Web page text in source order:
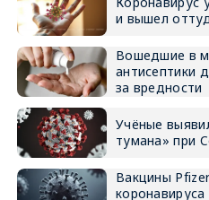
и вышел
Вошедшие в
антисептики
за вредности
Учёные
тумана» при
Вакцины
коронавируса